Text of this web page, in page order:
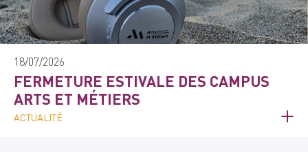
18/07/2026
FERMETURE ESTIVALE DES CAMPUS
ARTS ET MÉTIERS
ACTUALITÉ